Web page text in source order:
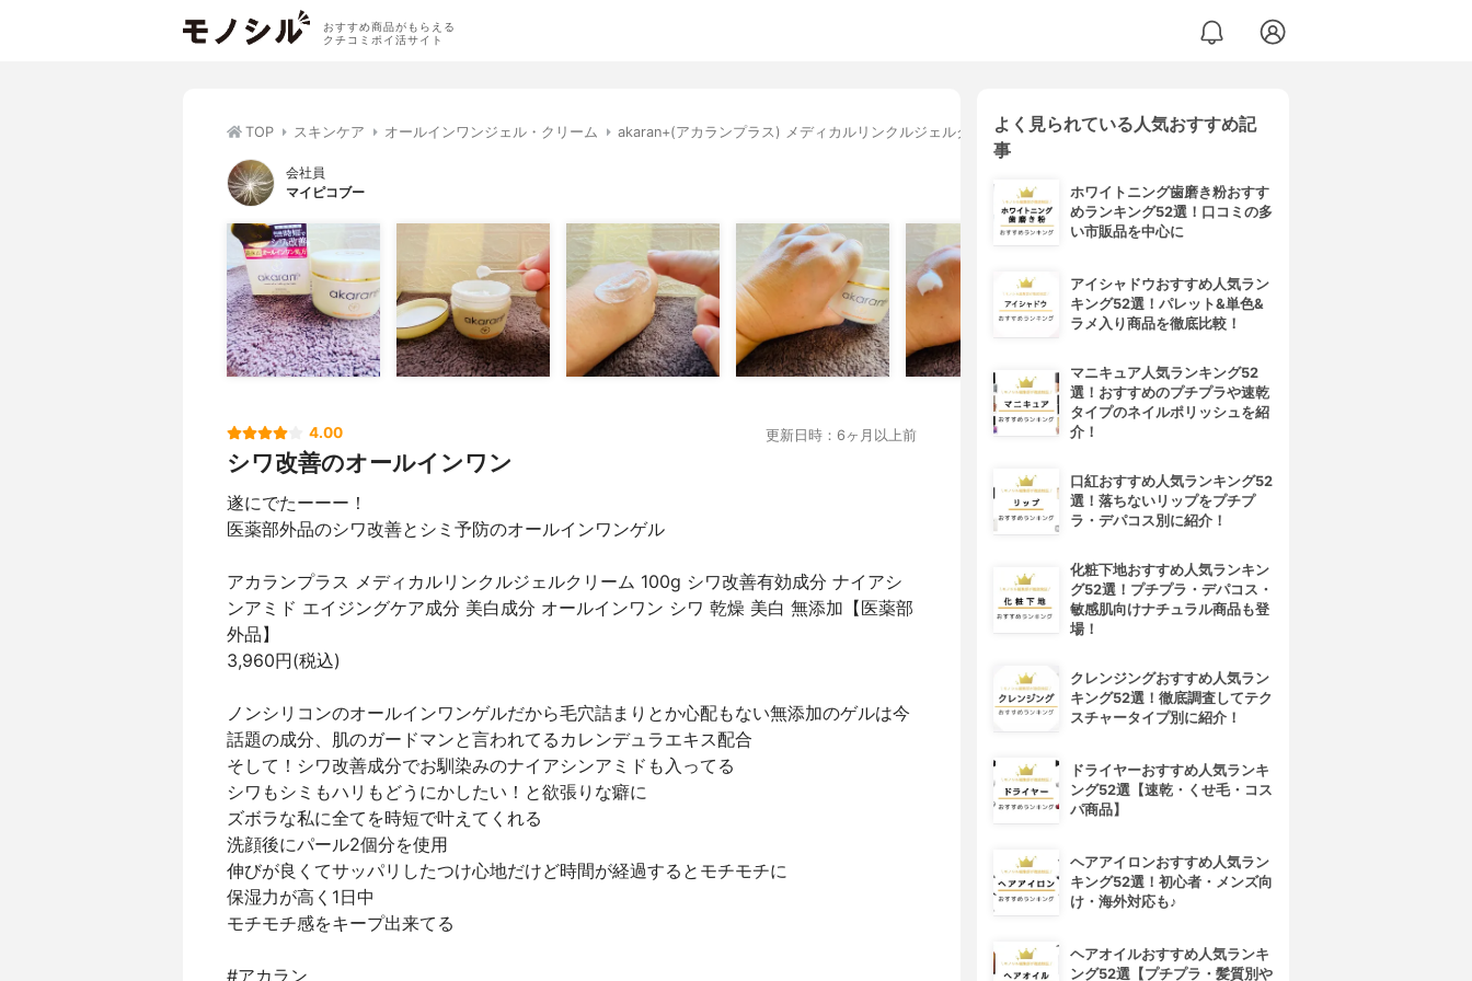
おすすめ商品がもらえる
クチコミポイ活サイト
TOP スキンケア オールインワンジェル・クリーム akaran+(アカランプラス) メディカルリンクルジェルクリーム
会社員
マイピコブー
4.00 更新日時：6ヶ月以上前
シワ改善のオールインワン
遂にでたーーー！
医薬部外品のシワ改善とシミ予防のオールインワンゲル
アカランプラス メディカルリンクルジェルクリーム 100g シワ改善有効成分 ナイアシ
ンアミド エイジングケア成分 美白成分 オールインワン シワ 乾燥 美白 無添加【医薬部
外品】
3,960円(税込)
ノンシリコンのオールインワンゲルだから毛穴詰まりとか心配もない無添加のゲルは今
話題の成分、肌のガードマンと言われてるカレンデュラエキス配合
そして！シワ改善成分でお馴染みのナイアシンアミドも入ってる
シワもシミもハリもどうにかしたい！と欲張りな癖に
ズボラな私に全てを時短で叶えてくれる
洗顔後にパール2個分を使用
伸びが良くてサッパリしたつけ心地だけど時間が経過するとモチモチに
保湿力が高く1日中
モチモチ感をキープ出来てる
#アカラン
よく見られている人気おすすめ記
事
ホワイトニング歯磨き粉おすす
めランキング52選！口コミの多
い市販品を中心に
アイシャドウおすすめ人気ラン
キング52選！パレット&単色&
ラメ入り商品を徹底比較！
マニキュア人気ランキング52
選！おすすめのプチプラや速乾
タイプのネイルポリッシュを紹
介！
口紅おすすめ人気ランキング52
選！落ちないリップをプチプ
ラ・デパコス別に紹介！
化粧下地おすすめ人気ランキン
グ52選！プチプラ・デパコス・
敏感肌向けナチュラル商品も登
場！
クレンジングおすすめ人気ラン
キング52選！徹底調査してテク
スチャータイプ別に紹介！
ドライヤーおすすめ人気ランキ
ング52選【速乾・くせ毛・コス
パ商品】
ヘアアイロンおすすめ人気ラン
キング52選！初心者・メンズ向
け・海外対応も♪
ヘアオイルおすすめ人気ランキ
ング52選【プチプラ・髪質別や